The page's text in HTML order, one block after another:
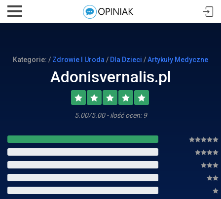
Kategorie: / Zdrowie I Uroda / Dla Dzieci /Artykuły Medyczne
Adonisvernalis.pl
5.00/5.00 - ilość ocen: 9